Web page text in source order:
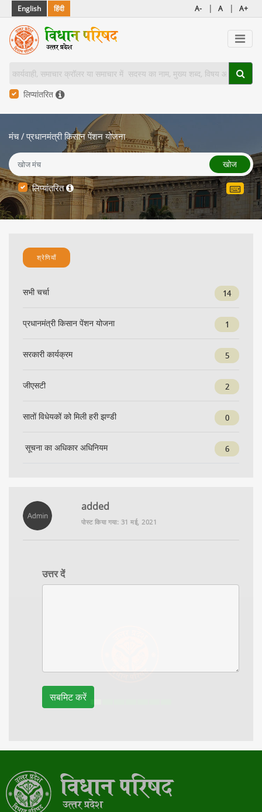
English हिंदी A- | A | A+
लिप्यांतरित
मंच /प्रधानमंत्री किसान पेंशन योजना
खोज
लिप्यांतरित
श्रेणियाँ
सभी चर्चा 14
प्रधानमंत्री किसान पेंशन योजना 1
सरकारी कार्यक्रम 5
जीएसटी 2
सातों विधेयकों को मिली हरी झण्डी 0
सूचना का अधिकार अधिनियम 6
added
पोस्ट किया गया: 31 मई, 2021
उत्तर दें